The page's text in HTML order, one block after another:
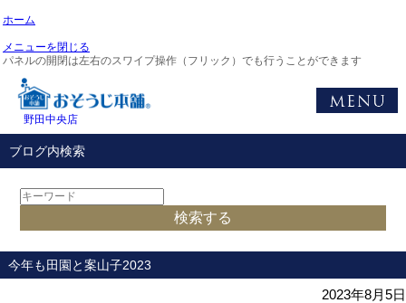
ホーム
メニューを閉じる
パネルの開閉は左右のスワイプ操作（フリック）でも行うことができます
野田中央店
ブログ内検索
今年も田園と案山子2023
2023年8月5日